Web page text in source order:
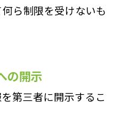
ら制限を受けないも
の開示
第三者に開示するこ